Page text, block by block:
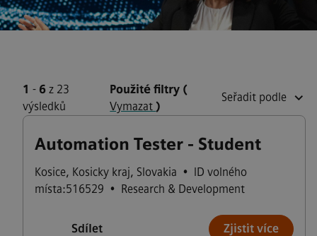
1 - 6 z 23
výsledků
Použité filtry (
Vymazat )
Seřadit podle
Automation Tester - Student
Kosice, Kosicky kraj, Slovakia • ID volného
místa:516529 • Research & Development
Sdílet Zjistit více